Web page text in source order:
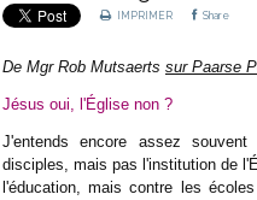
IMPRIMER Share
De Mgr Rob Mutsaerts sur Paarse
Jésus oui, l'Église non ?
J'entends encore assez
disciples, mais pas l'institution de
l'éducation, mais contre les